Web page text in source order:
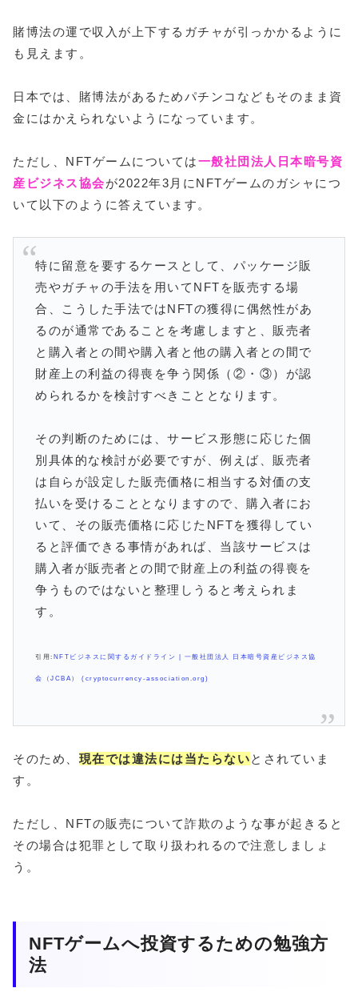
賭博法の運で収入が上下するガチャが引っかかるように
も見えます。
日本では、賭博法があるためパチンコなどもそのまま資
金にはかえられないようになっています。
ただし、NFTゲームについては一般社団法人日本暗号資
産ビジネス協会が2022年3月にNFTゲームのガシャにつ
いて以下のように答えています。
特に留意を要するケースとして、パッケージ販
売やガチャの手法を用いてNFTを販売する場
合、こうした手法ではNFTの獲得に偶然性があ
るのが通常であることを考慮しますと、販売者
と購入者との間や購入者と他の購入者との間で
財産上の利益の得喪を争う関係（②・③）が認
められるかを検討すべきこととなります。
その判断のためには、サービス形態に応じた個
別具体的な検討が必要ですが、例えば、販売者
は自らが設定した販売価格に相当する対価の支
払いを受けることとなりますので、購入者にお
いて、その販売価格に応じたNFTを獲得してい
ると評価できる事情があれば、当該サービスは
購入者が販売者との間で財産上の利益の得喪を
争うものではないと整理しうると考えられま
す。
引用: NFTビジネスに関するガイドライン | 一般社団法人 日本暗号資産ビジネス協
会（JCBA） (cryptocurrency-association.org)
そのため、 現在では違法には当たらないとされていま
す。
ただし、NFTの販売について詐欺のような事が起きると
その場合は犯罪として取り扱われるので注意しましょ
う。
NFTゲームへ投資するための勉強方
法